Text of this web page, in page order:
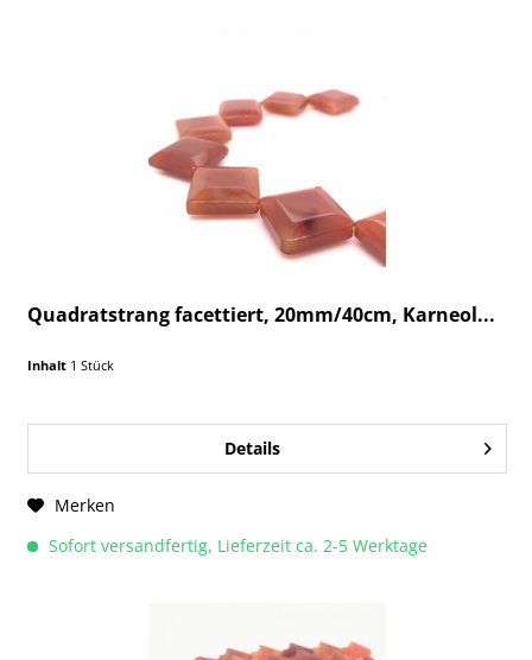
Quadratstrang facettiert, 20mm/40cm, Karneol...
Inhalt 1 Stück
Details
Merken
Sofort versandfertig, Lieferzeit ca. 2-5 Werktage